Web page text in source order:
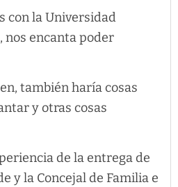
con la Universidad
nos encanta poder
también haría cosas
y otras cosas
de la entrega de
y la Concejal de Familia e